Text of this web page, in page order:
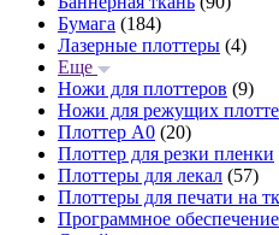
Бумага (184)
Лазерные плоттеры (4)
Еще
Ножи для плоттеров (9)
Ножи для режущих
Плоттер А0 (20)
Плоттер для резки пленки
Плоттеры для лекал (57)
Плоттеры для печати на
Программное обеспечение